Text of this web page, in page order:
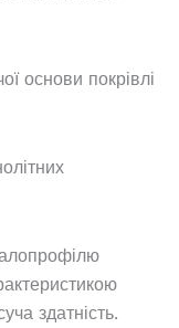
основи покрівлі
здатність.